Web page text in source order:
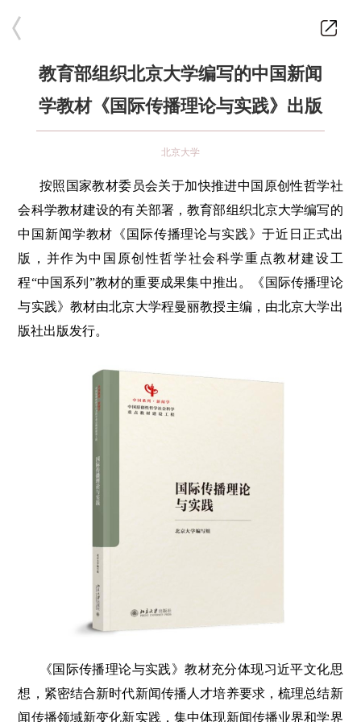
教育部组织北京大学编写的中国新闻
学教材《国际传播理论与实践》出版
北京大学
按照国家教材委员会关于加快推进中国原创性哲学社
会科学教材建设的有关部署，教育部组织北京大学编写的
中国新闻学教材《国际传播理论与实践》于近日正式出
版，并作为中国原创性哲学社会科学重点教材建设工
程“中国系列”教材的重要成果集中推出。《国际传播理论
与实践》教材由北京大学程曼丽教授主编，由北京大学出
版社出版发行。
《国际传播理论与实践》教材充分体现习近平文化思
想，紧密结合新时代新闻传播人才培养要求，梳理总结新
闻传播领域新变化新实践，集中体现新闻传播业界和学界